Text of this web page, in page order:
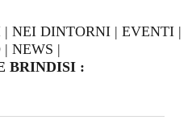
| NEI DINTORNI | EVENTI |
| NEWS |
BRINDISI :